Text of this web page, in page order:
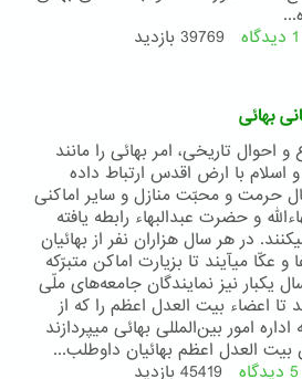
درباره
بهائى
1 دیدگاه 39769 بازدید
بهائی
احوال تاريخی، امر بهائی را مانند
با ارض اقدس ارتباط داده
حرمت و محبّت منازل و ساير اماکنی
و حضرت عبدالبهاء رابطه يافته
در هر سال هزاران نفر از بهائيان
عکّا ميآيند تا بزيارت اماکن متبرّکه
يکبار نيز نمايندگان جامعه‌های ملّی
تا اعضاء بيت العدل اعظم را که از
امور بين‌المللی بهائی ميپردازند
بيت العدل اعظم بهائيان داوطلب‌...
درباره
5 دیدگاه 45419 بازدید